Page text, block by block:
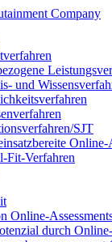
und
SJT
Online-
Fit-Verfahren
Online-
durch